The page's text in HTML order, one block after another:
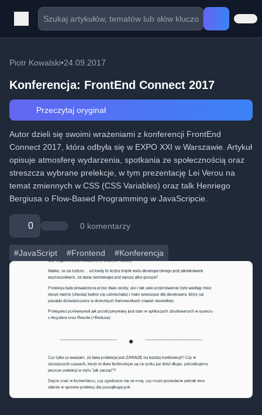
Piotr Kowalski•24.09.2017
Konferencja: FrontEnd Connect 2017
Przeczytaj oryginał
Autor dzieli się swoimi wrażeniami z konferencji FrontEnd
Connect 2017, która odbyła się w EXPO XXI w Warszawie. Artykuł
opisuje atmosferę wydarzenia, spotkania ze społecznością oraz
streszcza wybrane prelekcje, w tym prezentację Lei Verou na
temat zmiennych w CSS (CSS Variables) oraz talk Henriego
Bergiusa o Flow-Based Programming w JavaScripcie.
0 0 komentarzy
#JavaScript #Frontend #Konferencja